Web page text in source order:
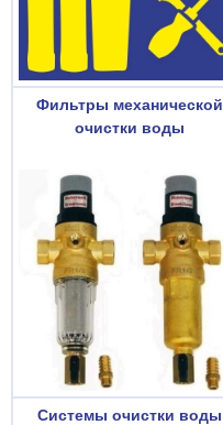
Фильтры механической
очистки воды
Системы очистки воды